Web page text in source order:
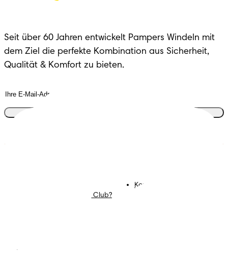
Seit über 60 Jahren entwickelt Pampers Windeln mit
dem Ziel die perfekte Kombination aus Sicherheit,
Qualität & Komfort zu bieten.
Was ist der Pampers Club?
Kontakt